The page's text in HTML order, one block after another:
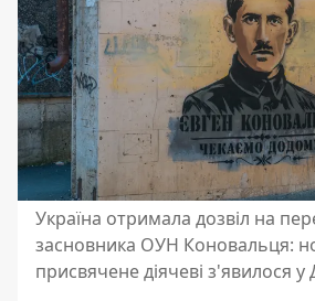
Україна отримала дозвіл на
засновника ОУН Коновальця:
присвячене діячеві з'явилося у